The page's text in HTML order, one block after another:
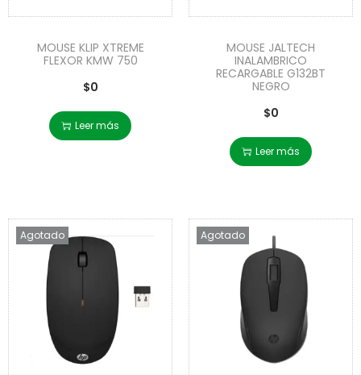
MOUSE KLIP XTREME
FLEXOR KMW 750
$0
Leer más
MOUSE JALTECH
INALAMBRICO
RECARGABLE G132BT
NEGRO
$0
Leer más
Agotado Agotado